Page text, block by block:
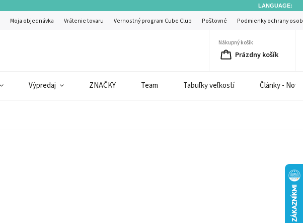
LANGUAGE:
Moja objednávka Vrátenie tovaru Vernostný program Cube Club Poštovné Podmienky ochrany
Nákupný košík
Prázdny košík
Výpredaj ZNAČKY Team Tabuľky veľkostí Články -